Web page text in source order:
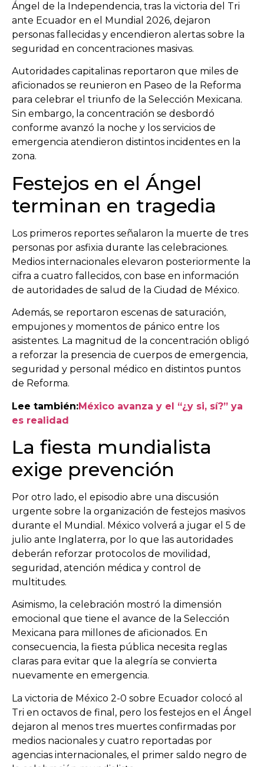
Ángel de la Independencia, tras la victoria del Tri
ante Ecuador en el Mundial 2026, dejaron
personas fallecidas y encendieron alertas sobre la
seguridad en concentraciones masivas.
Autoridades capitalinas reportaron que miles de
aficionados se reunieron en Paseo de la Reforma
para celebrar el triunfo de la Selección Mexicana.
Sin embargo, la concentración se desbordó
conforme avanzó la noche y los servicios de
emergencia atendieron distintos incidentes en la
zona.
Festejos en el Ángel
terminan en tragedia
Los primeros reportes señalaron la muerte de tres
personas por asfixia durante las celebraciones.
Medios internacionales elevaron posteriormente la
cifra a cuatro fallecidos, con base en información
de autoridades de salud de la Ciudad de México.
Además, se reportaron escenas de saturación,
empujones y momentos de pánico entre los
asistentes. La magnitud de la concentración obligó
a reforzar la presencia de cuerpos de emergencia,
seguridad y personal médico en distintos puntos
de Reforma.
Lee también:México avanza y el “¿y si, sí?” ya
es realidad
La fiesta mundialista
exige prevención
Por otro lado, el episodio abre una discusión
urgente sobre la organización de festejos masivos
durante el Mundial. México volverá a jugar el 5 de
julio ante Inglaterra, por lo que las autoridades
deberán reforzar protocolos de movilidad,
seguridad, atención médica y control de
multitudes.
Asimismo, la celebración mostró la dimensión
emocional que tiene el avance de la Selección
Mexicana para millones de aficionados. En
consecuencia, la fiesta pública necesita reglas
claras para evitar que la alegría se convierta
nuevamente en emergencia.
La victoria de México 2-0 sobre Ecuador colocó al
Tri en octavos de final, pero los festejos en el Ángel
dejaron al menos tres muertes confirmadas por
medios nacionales y cuatro reportadas por
agencias internacionales, el primer saldo negro de